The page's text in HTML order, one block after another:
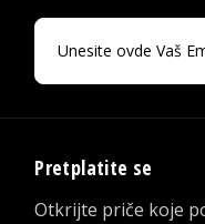
Pretplatite se
Otkrijte priče koje